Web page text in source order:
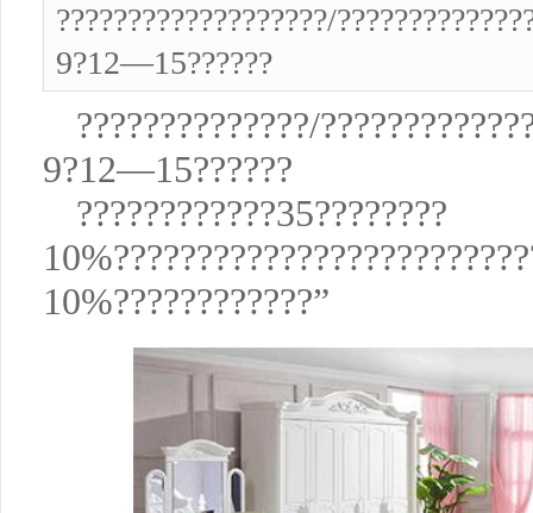
???????????????????/
9?12—15??????
??????????????/
9?12—15??????
????????????35????????
10%????????????”